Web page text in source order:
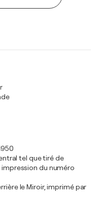
tel que tiré de
du numéro
le Miroir, imprimé par